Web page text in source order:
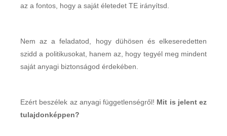
az a fontos, hogy a saját életedet TE irányítsd.
Nem az a feladatod, hogy dühösen és elkeseredetten
szidd a politikusokat, hanem az, hogy tegyél meg mindent
saját anyagi biztonságod érdekében.
Ezért beszélek az anyagi függetlenségről! Mit is jelent ez
tulajdonképpen?